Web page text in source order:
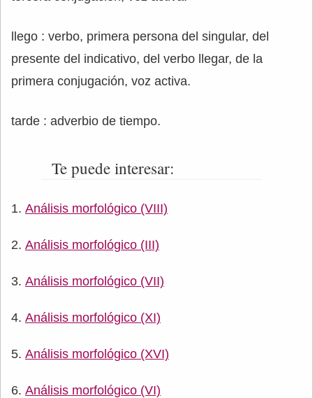
llego : verbo, primera persona del singular, del
presente del indicativo, del verbo llegar, de la
primera conjugación, voz activa.
tarde : adverbio de tiempo.
Te puede interesar:
Análisis morfológico (VIII)
Análisis morfológico (III)
Análisis morfológico (VII)
Análisis morfológico (XI)
Análisis morfológico (XVI)
Análisis morfológico (VI)